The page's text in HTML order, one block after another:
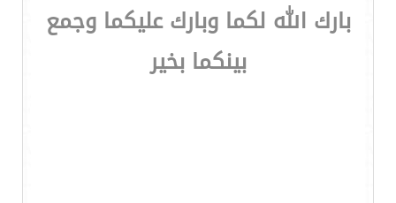
بارك الله لكما وبارك عليكما وجمع
بينكما بخير